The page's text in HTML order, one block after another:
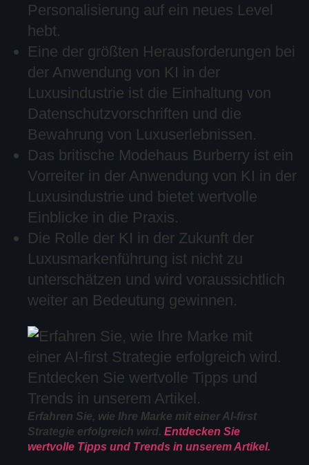
Personalisierung auf ein neues Level
hebt.
Eine der größten Herausforderungen bei
der Anwendung von KI in der
Luxusindustrie ist die Einhaltung von
Datenschutzvorschriften und die
Bewahrung von Luxuserlebnissen.
Das britische Modehaus Burberry ist ein
Vorreiter in der Anwendung von KI in der
Luxusindustrie und bietet wertvolle
Einblicke in die Praxis.
Die Rolle der KI in der Zukunft der
Luxusmarkenführung ist nicht zu
unterschätzen und wird voraussichtlich
weiter an Bedeutung gewinnen.
Erfahren Sie, wie Ihre Marke mit einer AI-first
Strategie erfolgreich wird. Entdecken Sie
wertvolle Tipps und Trends in unserem Artikel.